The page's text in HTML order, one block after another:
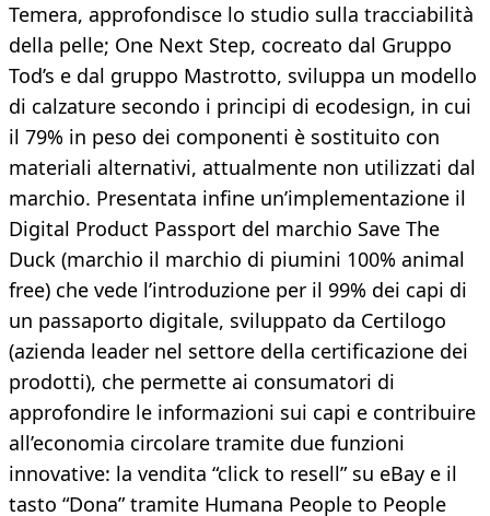
Temera, approfondisce lo studio sulla tracciabilità
della pelle; One Next Step, cocreato dal Gruppo
Tod’s e dal gruppo Mastrotto, sviluppa un modello
di calzature secondo i principi di ecodesign, in cui
il 79% in peso dei componenti è sostituito con
materiali alternativi, attualmente non utilizzati dal
marchio. Presentata infine un’implementazione il
Digital Product Passport del marchio Save The
Duck (marchio il marchio di piumini 100% animal
free) che vede l’introduzione per il 99% dei capi di
un passaporto digitale, sviluppato da Certilogo
(azienda leader nel settore della certificazione dei
prodotti), che permette ai consumatori di
approfondire le informazioni sui capi e contribuire
all’economia circolare tramite due funzioni
innovative: la vendita “click to resell” su eBay e il
tasto “Dona” tramite Humana People to People